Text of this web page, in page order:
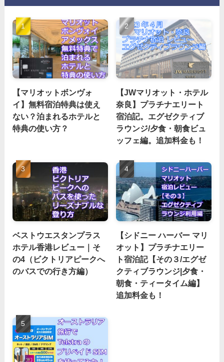
【マリオットボンヴォ
イ】無料宿泊特典は使え
ない？泊まれるホテルと
特典の使い方？
【JWマリオット・ホテル
奈良】プラチナエリート
宿泊記。エグゼクティブ
ラウンジ/夕食・朝食ビュ
ッフェ編。追加料金も！
ベストウエスタンプラス
ホテル香港レビュー｜そ
の4（ビクトリアピークへ
のバスでの行き方編）
【シドニー ハーバー マリ
オット】プラチナエリー
ト宿泊記【その３/エグゼ
クティブラウンジ|夕食・
朝食・ティータイム編】
追加料金も！